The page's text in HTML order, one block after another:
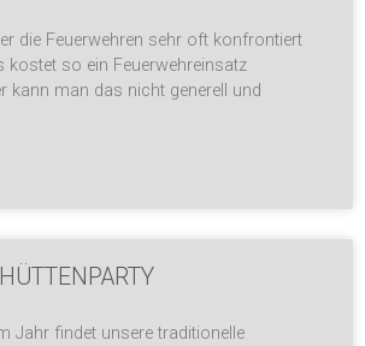
die Feuerwehren sehr oft konfrontiert
kostet so ein Feuerwehreinsatz
kann man das nicht generell und
Jahr findet unsere traditionelle